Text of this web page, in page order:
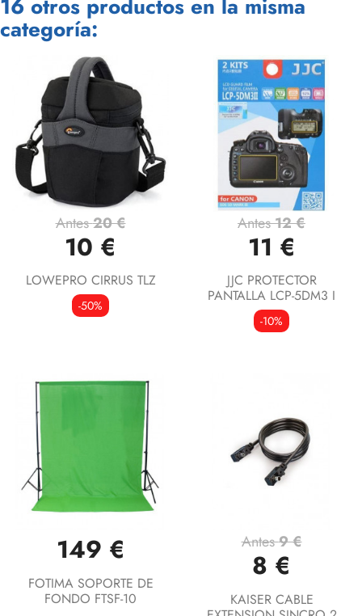
16 otros productos en la misma
categoría:
Antes20 €
10 €
LOWEPRO CIRRUS TLZ
-50%
Antes12 €
11 €
JJC PROTECTOR
PANTALLA LCP-5DM3 I
-10%
149 €
FOTIMA SOPORTE DE
FONDO FTSF-10
Antes9 €
8 €
KAISER CABLE